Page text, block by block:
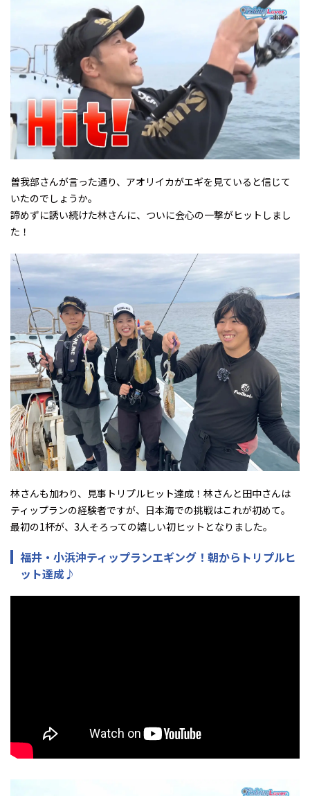
曽我部さんが言った通り、アオリイカがエギを見ていると信じて
いたのでしょうか。
諦めずに誘い続けた林さんに、ついに会心の一撃がヒットしまし
た！
林さんも加わり、見事トリプルヒット達成！林さんと田中さんは
ティップランの経験者ですが、日本海での挑戦はこれが初めて。
最初の1杯が、3人そろっての嬉しい初ヒットとなりました。
福井・小浜沖ティップランエギング！朝からトリプルヒ
ット達成♪